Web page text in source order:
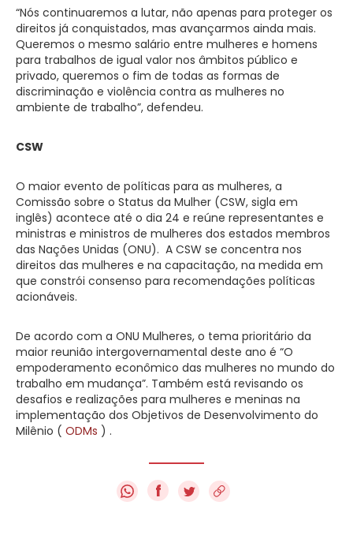
“Nós continuaremos a lutar, não apenas para proteger os
direitos já conquistados, mas avançarmos ainda mais.
Queremos o mesmo salário entre mulheres e homens
para trabalhos de igual valor nos âmbitos público e
privado, queremos o fim de todas as formas de
discriminação e violência contra as mulheres no
ambiente de trabalho”, defendeu.
CSW
O maior evento de políticas para as mulheres, a
Comissão sobre o Status da Mulher (CSW, sigla em
inglês) acontece até o dia 24 e reúne representantes e
ministras e ministros de mulheres dos estados membros
das Nações Unidas (ONU). A CSW se concentra nos
direitos das mulheres e na capacitação, na medida em
que constrói consenso para recomendações políticas
acionáveis.
De acordo com a ONU Mulheres, o tema prioritário da
maior reunião intergovernamental deste ano é “O
empoderamento econômico das mulheres no mundo do
trabalho em mudança”. Também está revisando os
desafios e realizações para mulheres e meninas na
implementação dos Objetivos de Desenvolvimento do
Milênio ( ODMs ) .
f